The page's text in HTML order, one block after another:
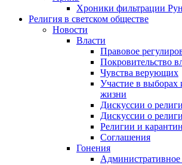
Хроники фильтрации
Религия в светском обществе
Новости
Власти
Правовое
Покровительство
Чувства верующих
Участие в выборах
жизни
Дискуссии о
Дискуссии о
Религии и карантин
Соглашения
Гонения
Административное